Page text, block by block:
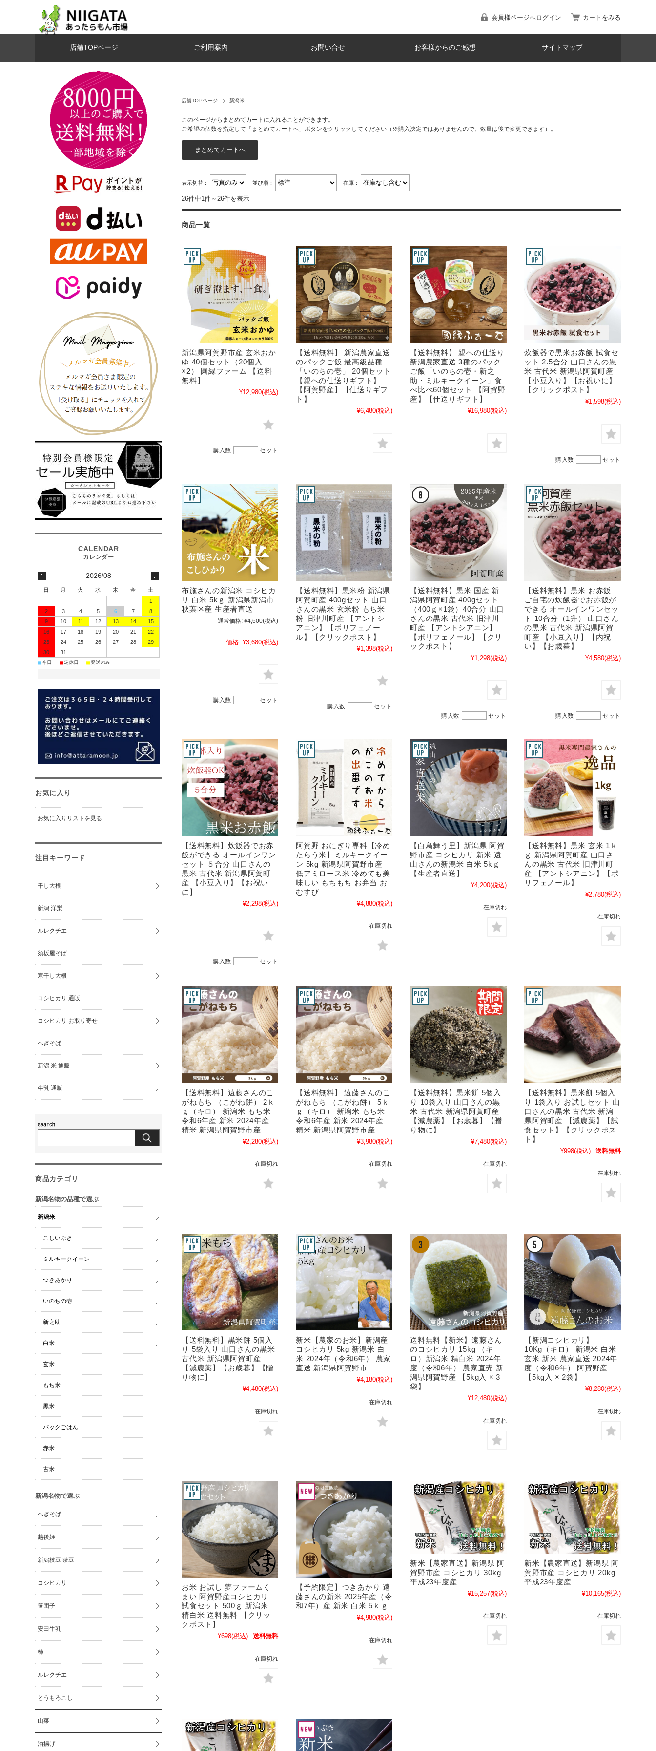
会員様ページへログイン カートをみる
店舗TOPページ ご利用案内 お問い合せ お客様からのご感想 サイトマップ
店舗TOPページ 新潟米
このページからまとめてカートに入れることができます。
ご希望の個数を指定して「まとめてカートへ」ボタンをクリックしてください（※購入決定ではありませんので、数量は後で変更できます）。
表示切替： 並び順： 在庫：
26件中1件～26件を表示
商品一覧
新潟県阿賀野市産 玄米おか
ゆ 40個セット（20個入
×2） 圓縁ファーム 【送料
無料】
¥12,980(税込)
購入数 セット
【送料無料】 新潟農家直送
のパックご飯 最高級品種
「いのちの壱」 20個セット
【親への仕送りギフト】
【阿賀野産】【仕送りギフ
ト】
¥6,480(税込)
【送料無料】 親への仕送り
新潟農家直送 3種のパック
ご飯「いのちの壱・新之
助・ミルキークイーン」食
べ比べ60個セット 【阿賀野
産】【仕送りギフト】
¥16,980(税込)
炊飯器で黒米お赤飯 試食セ
ット 2.5合分 山口さんの黒
米 古代米 新潟県阿賀町産
【小豆入り】【お祝いに】
【クリックポスト】
¥1,598(税込)
購入数 セット
布施さんの新潟米 コシヒカ
リ 白米 5kｇ 新潟県新潟市
秋葉区産 生産者直送
通常価格: ¥4,600(税込)
価格: ¥3,680(税込)
購入数 セット
【送料無料】黒米粉 新潟県
阿賀町産 400gセット 山口
さんの黒米 玄米粉 もち米
粉 旧津川町産 【アントシ
アニン】【ポリフェノー
ル】【クリックポスト】
¥1,398(税込)
購入数 セット
【送料無料】黒米 国産 新
潟県阿賀町産 400gセット
（400ｇ×1袋）40合分 山口
さんの黒米 古代米 旧津川
町産 【アントシアニン】
【ポリフェノール】【クリ
ックポスト】
¥1,298(税込)
購入数 セット
【送料無料】黒米 お赤飯
ご自宅の炊飯器でお赤飯が
できる オールインワンセッ
ト 10合分（1升） 山口さん
の黒米 古代米 新潟県阿賀
町産 【小豆入り】【内祝
い】【お歳暮】
¥4,580(税込)
購入数 セット
【送料無料】炊飯器でお赤
飯ができる オールインワン
セット ５合分 山口さんの
黒米 古代米 新潟県阿賀町
産 【小豆入り】【お祝い
に】
¥2,298(税込)
購入数 セット
阿賀野 おにぎり専科【冷め
たらう米】ミルキークイー
ン 5kg 新潟県阿賀野市産
低アミロース米 冷めても美
味しい もちもち お弁当 お
むすび
¥4,880(税込)
在庫切れ
【白鳥舞う里】新潟県 阿賀
野市産 コシヒカリ 新米 遠
山さんの新潟米 白米 5kｇ
【生産者直送】
¥4,200(税込)
在庫切れ
【送料無料】黒米 玄米 1ｋ
ｇ 新潟県阿賀町産 山口さ
んの黒米 古代米 旧津川町
産 【アントシアニン】【ポ
リフェノール】
¥2,780(税込)
在庫切れ
【送料無料】遠藤さんのこ
がねもち （こがね餅） 2ｋ
ｇ（キロ） 新潟米 もち米
令和6年産 新米 2024年産
精米 新潟県阿賀野市産
¥2,280(税込)
在庫切れ
【送料無料】 遠藤さんのこ
がねもち （こがね餅） 5ｋ
ｇ（キロ） 新潟米 もち米
令和6年産 新米 2024年産
精米 新潟県阿賀野市産
¥3,980(税込)
在庫切れ
【送料無料】黒米餅 5個入
り 10袋入り 山口さんの黒
米 古代米 新潟県阿賀町産
【減農薬】【お歳暮】【贈
り物に】
¥7,480(税込)
在庫切れ
【送料無料】黒米餅 5個入
り 1袋入り お試しセット 山
口さんの黒米 古代米 新潟
県阿賀町産 【減農薬】【試
食セット】【クリックポス
ト】
¥998(税込) 送料無料
在庫切れ
【送料無料】黒米餅 5個入
り 5袋入り 山口さんの黒米
古代米 新潟県阿賀町産
【減農薬】【お歳暮】【贈
り物に】
¥4,480(税込)
在庫切れ
新米【農家のお米】新潟産
コシヒカリ 5kg 新潟米 白
米 2024年（令和6年） 農家
直送 新潟県阿賀野市
¥4,180(税込)
在庫切れ
送料無料【新米】遠藤さん
のコシヒカリ 15kg （キ
ロ）新潟米 精白米 2024年
度（令和6年） 農家直売 新
潟県阿賀野産 【5kg入 × 3
袋】
¥12,480(税込)
在庫切れ
【新潟コシヒカリ】
10Kg（キロ） 新潟米 白米
玄米 新米 農家直送 2024年
度（令和6年） 阿賀野産
【5kg入 × 2袋】
¥8,280(税込)
在庫切れ
お米 お試し 夢ファームく
まい 阿賀野産コシヒカリ
試食セット 500ｇ 新潟米
精白米 送料無料 【クリッ
クポスト】
¥698(税込) 送料無料
在庫切れ
【予約限定】つきあかり 遠
藤さんの新米 2025年産（令
和7年）産 新米 白米 5ｋｇ
¥4,980(税込)
在庫切れ
新米【農家直送】新潟県 阿
賀野市産 コシヒカリ 30kg
平成23年度産
¥15,257(税込)
在庫切れ
新米【農家直送】新潟県 阿
賀野市産 コシヒカリ 20kg
平成23年度産
¥10,165(税込)
在庫切れ
2026/08
日 月 火 水 木 金
土
1
2
3 4 5 6 7
8
9
10 11 12 13 14
15
16
17 18 19 20 21
22
23
24 25 26 27 28
29
30
31
■今日 ■定休日 ■発送のみ
お気に入り
お気に入りリストを見る
注目キーワード
干し大根
新潟 洋梨
ルレクチエ
須坂屋そば
寒干し大根
コシヒカリ 通販
コシヒカリ お取り寄せ
へぎそば
新潟 米 通販
牛乳 通販
商品カテゴリ
新潟名物の品種で選ぶ
新潟米
こしいぶき
ミルキークイーン
つきあかり
いのちの壱
新之助
白米
玄米
もち米
黒米
パックごはん
赤米
古米
新潟名物で選ぶ
へぎそば
越後姫
新潟枝豆 茶豆
コシヒカリ
笹団子
安田牛乳
柿
ルレクチエ
とうもろこし
山菜
油揚げ